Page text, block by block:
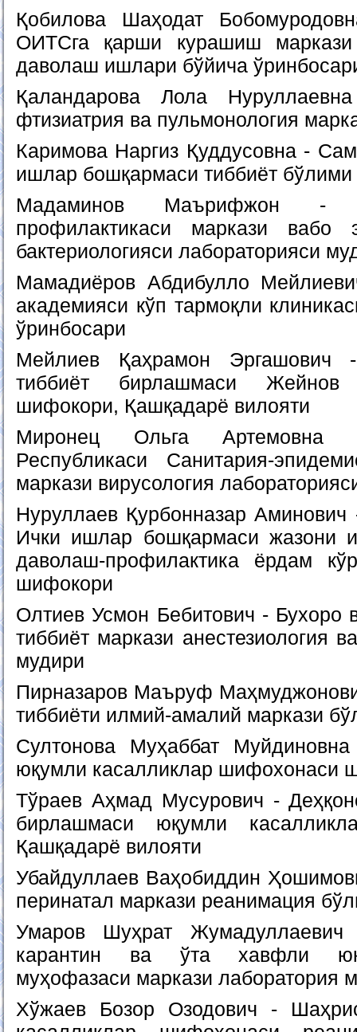
Қобилова Шаҳодат
ОИТСга қарши курашиш
даволаш ишлари бўйича
Қаландарова Лола
фтизиатрия ва пульмонология
Каримова Наргиз Қуддусовна -
ишлар бошқармаси тиббиёт
Мадаминов Маърифжон -
профилактикаси маркази вабо
бактериологияси лабораторияси
Мамадиёров Абдибулло
академияси кўп тармоқли
ўринбосари
Мейлиев Қаҳрамон Эргашович
тиббиёт бирлашмаси
шифокори, Қашқадарё вилояти
Миронец Ольга Артемовна -
Республикаси Санитария-
маркази вирусология
Нуруллаев Қурбонназар
Ички ишлар бошқармаси жазони
даволаш-профилактика ёрдам
шифокори
Олтиев Усмон Бебитович - Бухоро
тиббиёт маркази анестезиология
мудири
Пирназаров Маъруф
тиббиёти илмий-амалий маркази
Султонова Муҳаббат
юқумли касалликлар шифохонаси
Тўраев Аҳмад Мусурович -
бирлашмаси юқумли
Қашқадарё вилояти
Убайдуллаев Ваҳобиддин
перинатал маркази реанимация
Умаров Шуҳрат Жумадуллаевич
карантин ва ўта хавфли
муҳофазаси маркази лаборатория
Хўжаев Бозор Озодович -